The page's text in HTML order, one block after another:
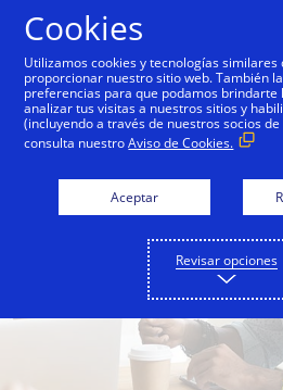
Cookies
Utilizamos cookies y tecnologías similares
proporcionar nuestro sitio web. También
preferencias para que podamos
analizar tus visitas a nuestros sitios y
(incluyendo a través de nuestros socios
consulta nuestroAviso de Cookies.
Aceptar
Revisar opciones